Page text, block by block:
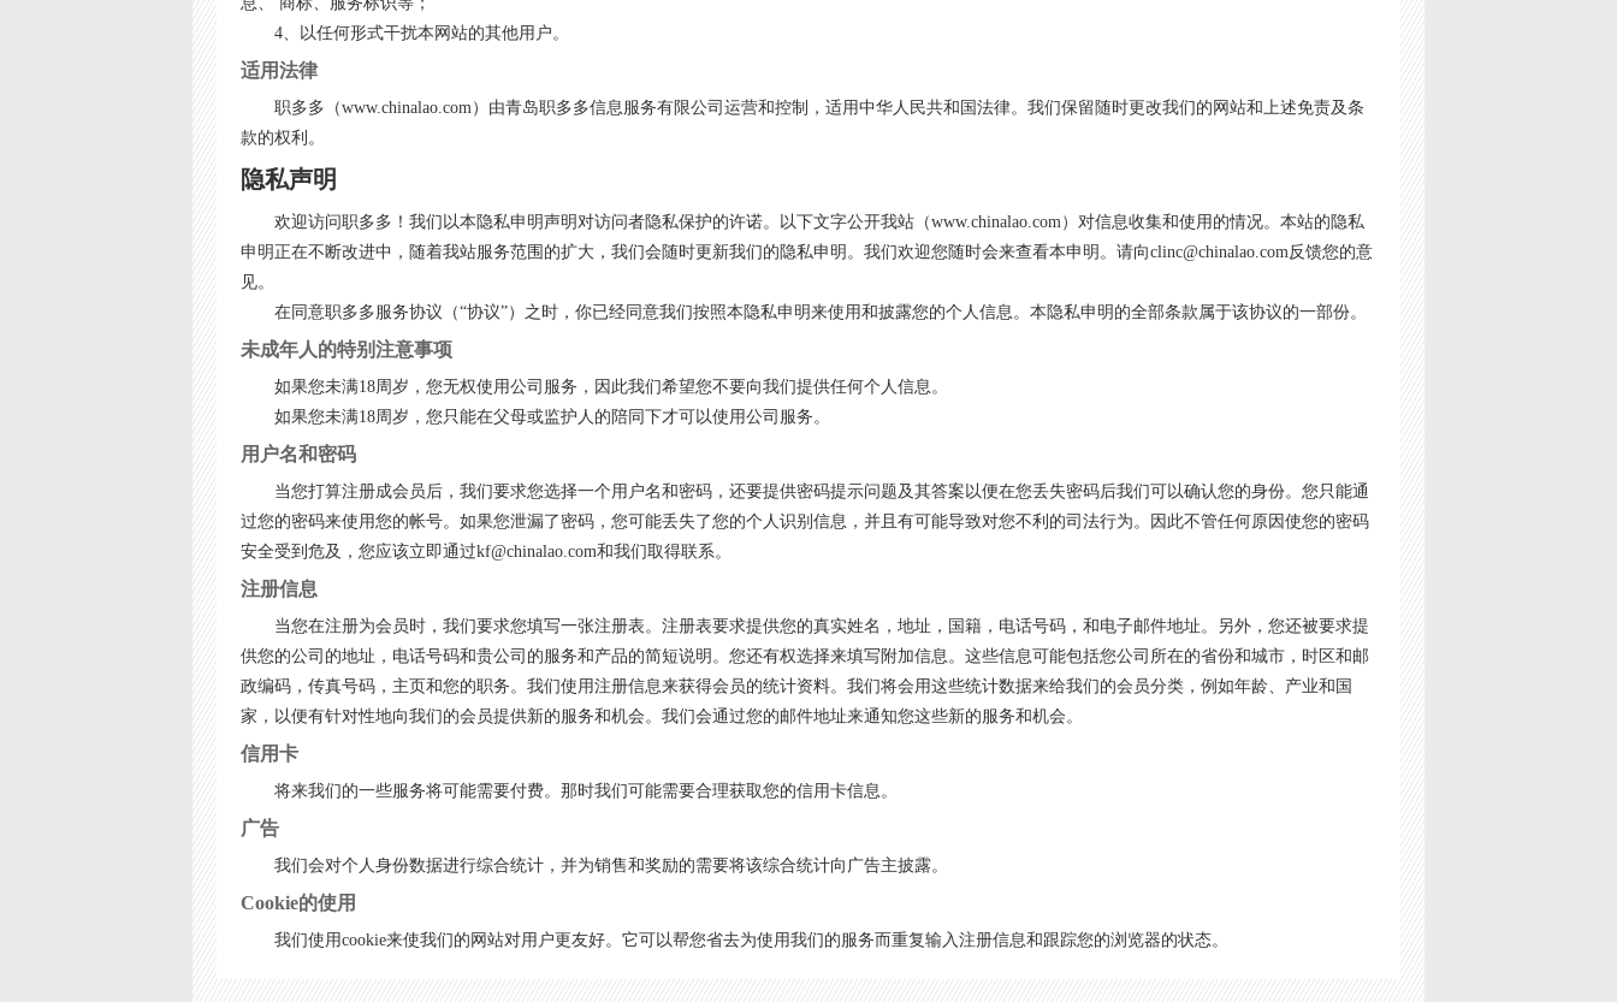
4、以任何形式干扰本网站的其他用户。
适用法律
职多多（www.chinalao.com）由青岛职多多信息服务有限公司运营和控制，适用中华人民共和国法律。我们保留随时更改我们的网站和上述免责及条
款的权利。
隐私声明
欢迎访问职多多！我们以本隐私申明声明对访问者隐私保护的许诺。以下文字公开我站（www.chinalao.com）对信息收集和使用的情况。本站的隐私
申明正在不断改进中，随着我站服务范围的扩大，我们会随时更新我们的隐私申明。我们欢迎您随时会来查看本申明。请向clinc@chinalao.com反馈您的意
见。
在同意职多多服务协议（“协议”）之时，你已经同意我们按照本隐私申明来使用和披露您的个人信息。本隐私申明的全部条款属于该协议的一部份。
未成年人的特别注意事项
如果您未满18周岁，您无权使用公司服务，因此我们希望您不要向我们提供任何个人信息。
如果您未满18周岁，您只能在父母或监护人的陪同下才可以使用公司服务。
用户名和密码
当您打算注册成会员后，我们要求您选择一个用户名和密码，还要提供密码提示问题及其答案以便在您丢失密码后我们可以确认您的身份。您只能通
过您的密码来使用您的帐号。如果您泄漏了密码，您可能丢失了您的个人识别信息，并且有可能导致对您不利的司法行为。因此不管任何原因使您的密码
安全受到危及，您应该立即通过kf@chinalao.com和我们取得联系。
注册信息
当您在注册为会员时，我们要求您填写一张注册表。注册表要求提供您的真实姓名，地址，国籍，电话号码，和电子邮件地址。另外，您还被要求提
供您的公司的地址，电话号码和贵公司的服务和产品的简短说明。您还有权选择来填写附加信息。这些信息可能包括您公司所在的省份和城市，时区和邮
政编码，传真号码，主页和您的职务。我们使用注册信息来获得会员的统计资料。我们将会用这些统计数据来给我们的会员分类，例如年龄、产业和国
家，以便有针对性地向我们的会员提供新的服务和机会。我们会通过您的邮件地址来通知您这些新的服务和机会。
信用卡
将来我们的一些服务将可能需要付费。那时我们可能需要合理获取您的信用卡信息。
广告
我们会对个人身份数据进行综合统计，并为销售和奖励的需要将该综合统计向广告主披露。
Cookie的使用
我们使用cookie来使我们的网站对用户更友好。它可以帮您省去为使用我们的服务而重复输入注册信息和跟踪您的浏览器的状态。